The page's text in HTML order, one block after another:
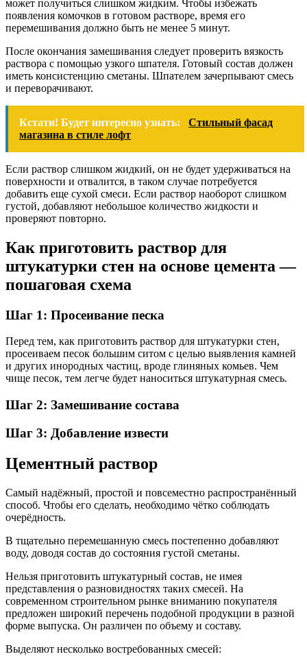
может получиться слишком жидким. Чтобы избежать
появления комочков в готовом растворе, время его
перемешивания должно быть не менее 5 минут.
После окончания замешивания следует проверить вязкость
раствора с помощью узкого шпателя. Готовый состав должен
иметь консистенцию сметаны. Шпателем зачерпывают смесь
и переворачивают.
Кстати! Будет интересно узнать:
Стильный фасад
магазина в стиле лофт
Если раствор слишком жидкий, он не будет удерживаться на
поверхности и отвалится, в таком случае потребуется
добавить еще сухой смеси. Если раствор наоборот слишком
густой, добавляют небольшое количество жидкости и
проверяют повторно.
Как приготовить раствор для
штукатурки стен на основе цемента —
пошаговая схема
Шаг 1: Просеивание песка
Перед тем, как приготовить раствор для штукатурки стен,
просеиваем песок большим ситом с целью выявления камней
и других инородных частиц, вроде глиняных комьев. Чем
чище песок, тем легче будет наноситься штукатурная смесь.
Шаг 2: Замешивание состава
Шаг 3: Добавление извести
Цементный раствор
Самый надёжный, простой и повсеместно распространённый
способ. Чтобы его сделать, необходимо чётко соблюдать
очерёдность.
В тщательно перемешанную смесь постепенно добавляют
воду, доводя состав до состояния густой сметаны.
Нельзя приготовить штукатурный состав, не имея
представления о разновидностях таких смесей. На
современном строительном рынке вниманию покупателя
предложен широкий перечень подобной продукции в разной
форме выпуска. Он различен по объему и составу.
Выделяют несколько востребованных смесей: